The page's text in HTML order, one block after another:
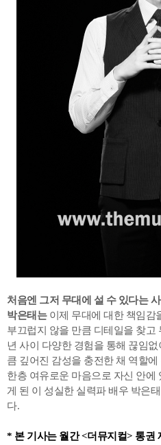
처음엔 그저 무대에 설 수 있다는
박은태는이제 무대에 대한 책임감
부끄럽지 않을 만큼 디테일을 찾고
년 사이 다양한 경험을 통해 끊임
큼 깊어진 감성을 충전한 채 역할
한층 여유로운 마음으로 자신 안에
게 된 이 성실한 실력파 배우 박은
다.
* 본 기사는 월간 <더뮤지컬> 통권